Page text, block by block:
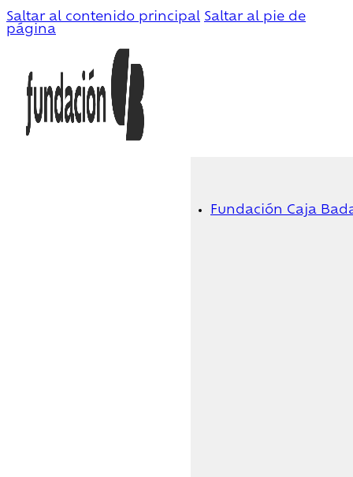
Saltar al contenido principal Saltar al pie de
página
Fundación Caja